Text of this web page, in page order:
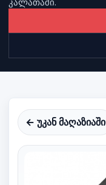
← უკან მაღაზიაში